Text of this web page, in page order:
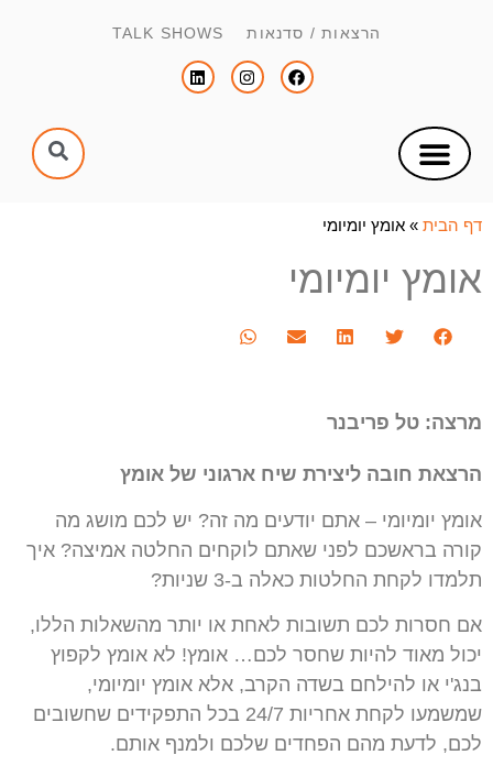
הרצאות / סדנאות TALK SHOWS
דף הבית » אומץ יומיומי
אומץ יומיומי
מרצה: טל פריבנר
הרצאת חובה ליצירת שיח ארגוני של אומץ
אומץ יומיומי – אתם יודעים מה זה? יש לכם מושג מה
קורה בראשכם לפני שאתם לוקחים החלטה אמיצה? איך
תלמדו לקחת החלטות כאלה ב-3 שניות?
אם חסרות לכם תשובות לאחת או יותר מהשאלות הללו,
יכול מאוד להיות שחסר לכם… אומץ! לא אומץ לקפוץ
בנג'י או להילחם בשדה הקרב, אלא אומץ יומיומי,
שמשמעו לקחת אחריות 24/7 בכל התפקידים שחשובים
לכם, לדעת מהם הפחדים שלכם ולמנף אותם.